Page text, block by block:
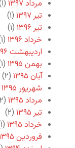
مرداد ۱۳۹۷
(۱)
تیر ۱۳۹۷
(۱)
تیر ۱۳۹۶
(۱)
خرداد ۱۳۹۶
(۱)
اردیبهشت ۱۳۹۶
بهمن ۱۳۹۵
(۱)
آبان ۱۳۹۵
(۲)
شهریور ۱۳۹۵
مرداد ۱۳۹۵
(۲)
تیر ۱۳۹۵
(۲)
خرداد ۱۳۹۵
(۱)
فروردین ۱۳۹۵